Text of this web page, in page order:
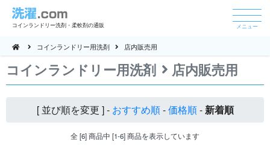
コインランドリー洗剤・柔軟剤の通販 メニュー
コインランドリー用洗剤 店内販売用
コインランドリー用洗剤 店内販売用
[ 並び順を変更 ] - おすすめ順-価格順-新着順
全 [6] 商品中 [1-6] 商品を表示しています